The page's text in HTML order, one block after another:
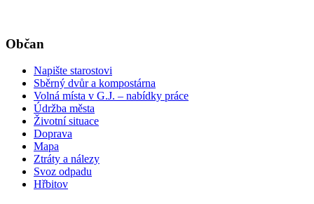
Občan
Napište starostovi
Sběrný dvůr a kompostárna
Volná místa v G.J. – nabídky práce
Údržba města
Životní situace
Doprava
Mapa
Ztráty a nálezy
Svoz odpadu
Hřbitov